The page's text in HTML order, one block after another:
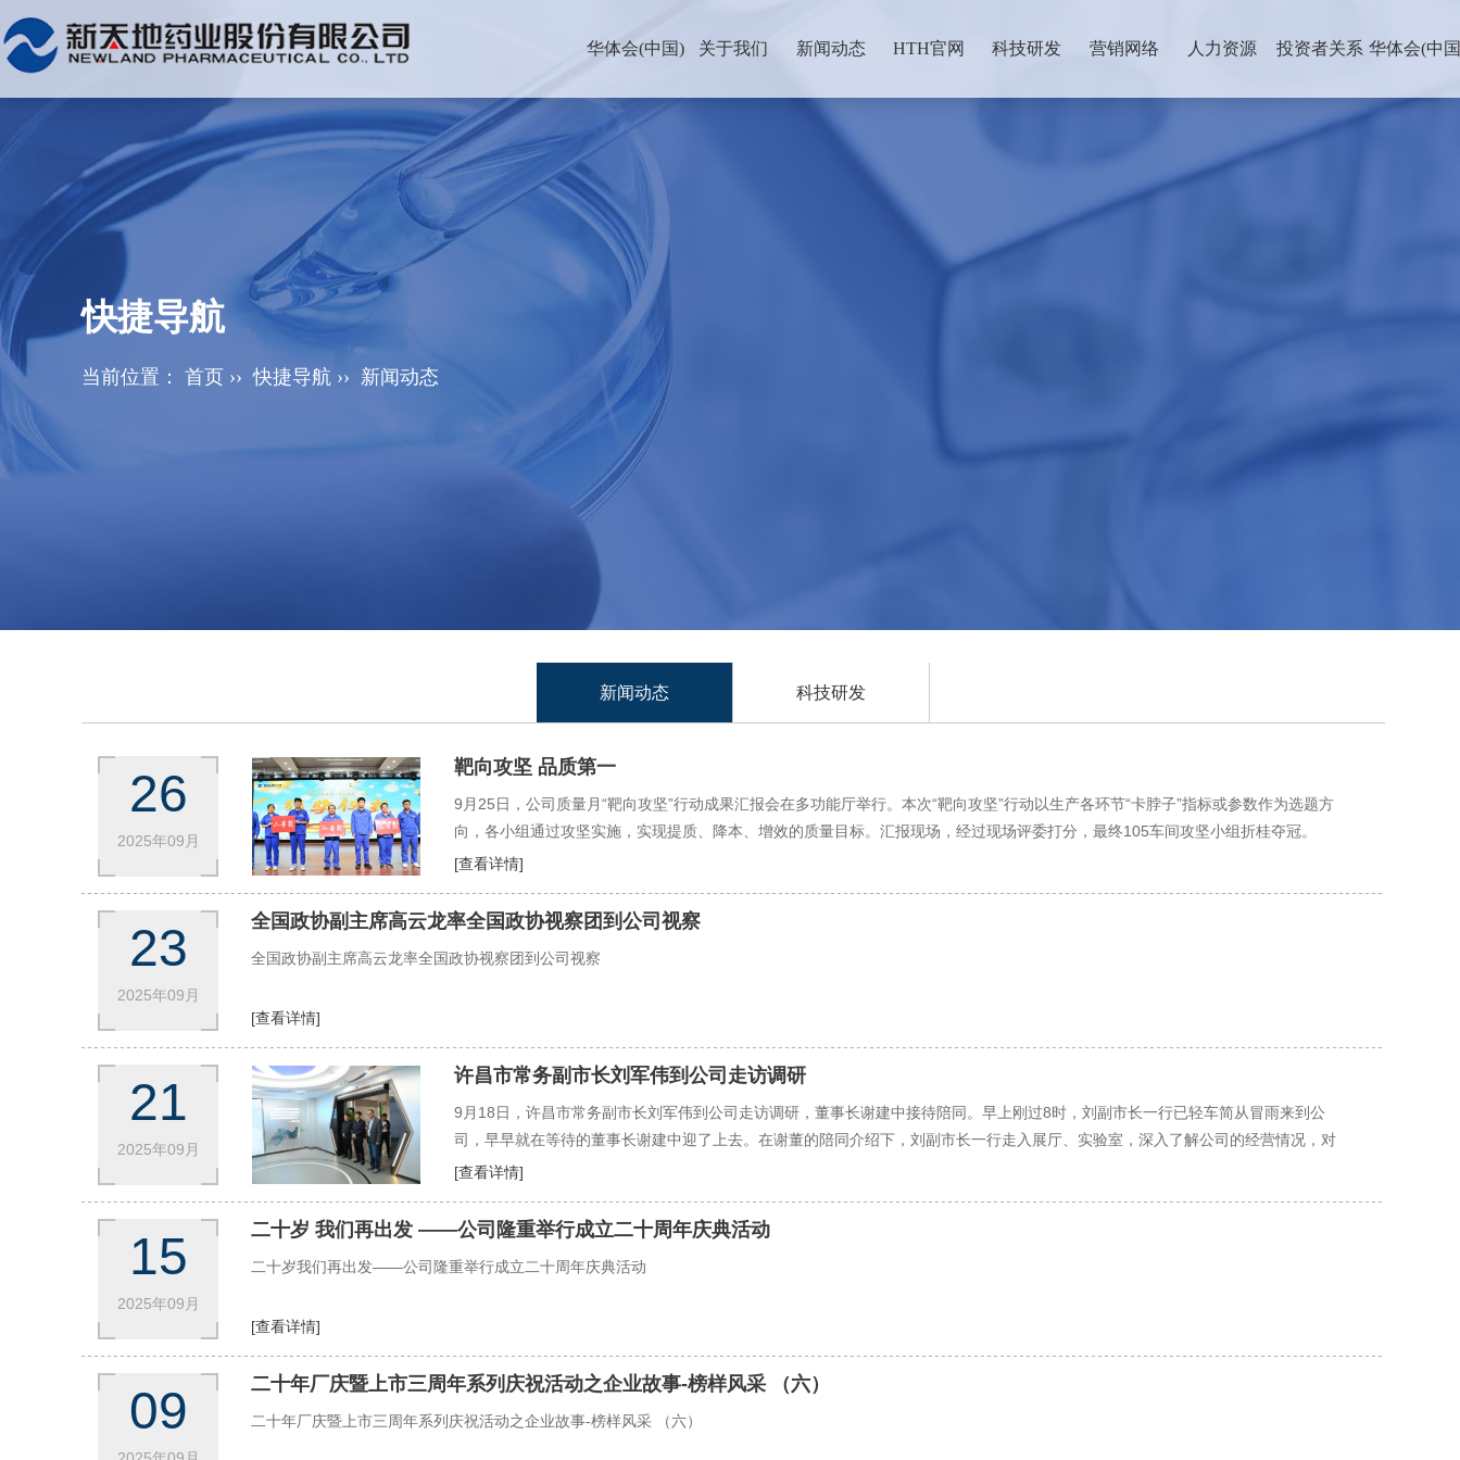
华体会(中国) 关于我们 新闻动态 HTH官网 科技研发 营销网络 人力资源 投资者关系 华体会(中
快捷导航
当前位置： 首页 ››快捷导航 ›› 新闻动态
新闻动态 科技研发
26
2025年09月
靶向攻坚 品质第一
9月25日，公司质量月“靶向攻坚”行动成果汇报会在多功能厅举行。本次“靶向攻坚”行动以生产各环节“卡脖子”指标或参数作为选题方
向，各小组通过攻坚实施，实现提质、降本、增效的质量目标。汇报现场，经过现场评委打分，最终105车间攻坚小组折桂夺冠。
[查看详情]
23
2025年09月
全国政协副主席高云龙率全国政协视察团到公司视察
全国政协副主席高云龙率全国政协视察团到公司视察
[查看详情]
21
2025年09月
许昌市常务副市长刘军伟到公司走访调研
9月18日，许昌市常务副市长刘军伟到公司走访调研，董事长谢建中接待陪同。早上刚过8时，刘副市长一行已轻车简从冒雨来到公
司，早早就在等待的董事长谢建中迎了上去。在谢董的陪同介绍下，刘副市长一行走入展厅、实验室，深入了解公司的经营情况，对
公司取得的成绩和未来发展的战略表示肯定。宾主双方边走边谈，就医药行业发展现状、前景进行探讨。刘副市长指出，正如杨小菁
相关政策，把企业家群体视为社会的重要财富，把民营企业视为地方经济发展的中坚力量。刘副市长表示，要积极主动了解企业发展
[查看详情]
15
2025年09月
二十岁 我们再出发 ——公司隆重举行成立二十周年庆典活动
二十岁我们再出发——公司隆重举行成立二十周年庆典活动
[查看详情]
09 二十年厂庆暨上市三周年系列庆祝活动之企业故事-榜样风采 （六）
二十年厂庆暨上市三周年系列庆祝活动之企业故事-榜样风采 （六）